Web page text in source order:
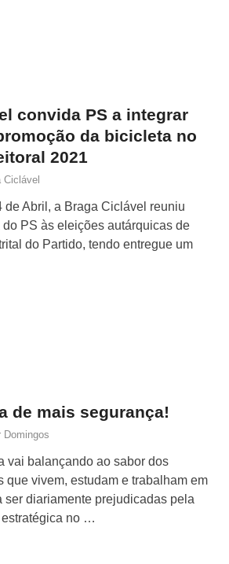
convida PS a integrar
da bicicleta no
2021
Ciclável
de Abril, a Braga Ciclável reuniu
PS às eleições autárquicas de
do Partido, tendo entregue um
de mais segurança!
Domingos
vai balançando ao sabor dos
que vivem, estudam e trabalham em
ser diariamente prejudicadas pela
no …